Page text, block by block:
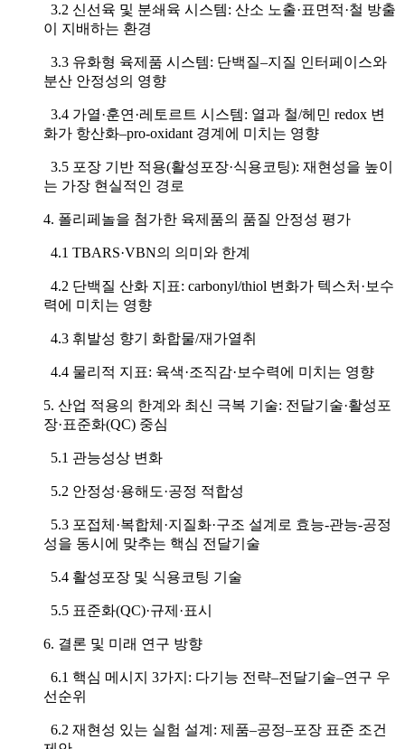
3.2 신선육 및 분쇄육 시스템: 산소 노출·표면적·철 방출
이 지배하는 환경
3.3 유화형 육제품 시스템: 단백질–지질 인터페이스와
분산 안정성의 영향
3.4 가열·훈연·레토르트 시스템: 열과 철/헤민 redox 변
화가 항산화–pro-oxidant 경계에 미치는 영향
3.5 포장 기반 적용(활성포장·식용코팅): 재현성을 높이
는 가장 현실적인 경로
4. 폴리페놀을 첨가한 육제품의 품질 안정성 평가
4.1 TBARS·VBN의 의미와 한계
4.2 단백질 산화 지표: carbonyl/thiol 변화가 텍스처·보수
력에 미치는 영향
4.3 휘발성 향기 화합물/재가열취
4.4 물리적 지표: 육색·조직감·보수력에 미치는 영향
5. 산업 적용의 한계와 최신 극복 기술: 전달기술·활성포
장·표준화(QC) 중심
5.1 관능성상 변화
5.2 안정성·용해도·공정 적합성
5.3 포접체·복합체·지질화·구조 설계로 효능-관능-공정
성을 동시에 맞추는 핵심 전달기술
5.4 활성포장 및 식용코팅 기술
5.5 표준화(QC)·규제·표시
6. 결론 및 미래 연구 방향
6.1 핵심 메시지 3가지: 다기능 전략–전달기술–연구 우
선순위
6.2 재현성 있는 실험 설계: 제품–공정–포장 표준 조건